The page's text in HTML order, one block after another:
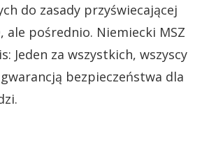
do zasady przyświecającej
ale pośrednio. Niemiecki MSZ
Jeden za wszystkich, wszyscy
bezpieczeństwa dla